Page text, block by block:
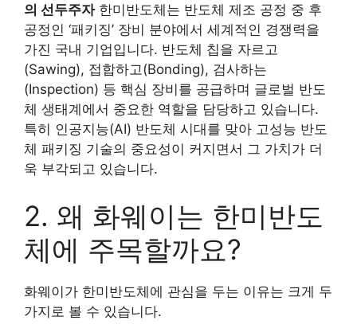
의 선두주자한미반도체는 반도체 제조 공정 중 후
공정인 ‘패키징’ 장비 분야에서 세계적인 경쟁력을
가진 국내 기업입니다. 반도체 칩을 자르고
(Sawing), 접합하고(Bonding), 검사하는
(Inspection) 등 핵심 장비를 공급하며 글로벌 반도
체 생태계에서 중요한 역할을 담당하고 있습니다.
특히 인공지능(AI) 반도체 시대를 맞아 고성능 반도
체 패키징 기술의 중요성이 커지면서 그 가치가 더
욱 부각되고 있습니다.
2. 왜 화웨이는 한미반도
체에 주목할까요?
화웨이가 한미반도체에 관심을 두는 이유는 크게 두
가지로 볼 수 있습니다.